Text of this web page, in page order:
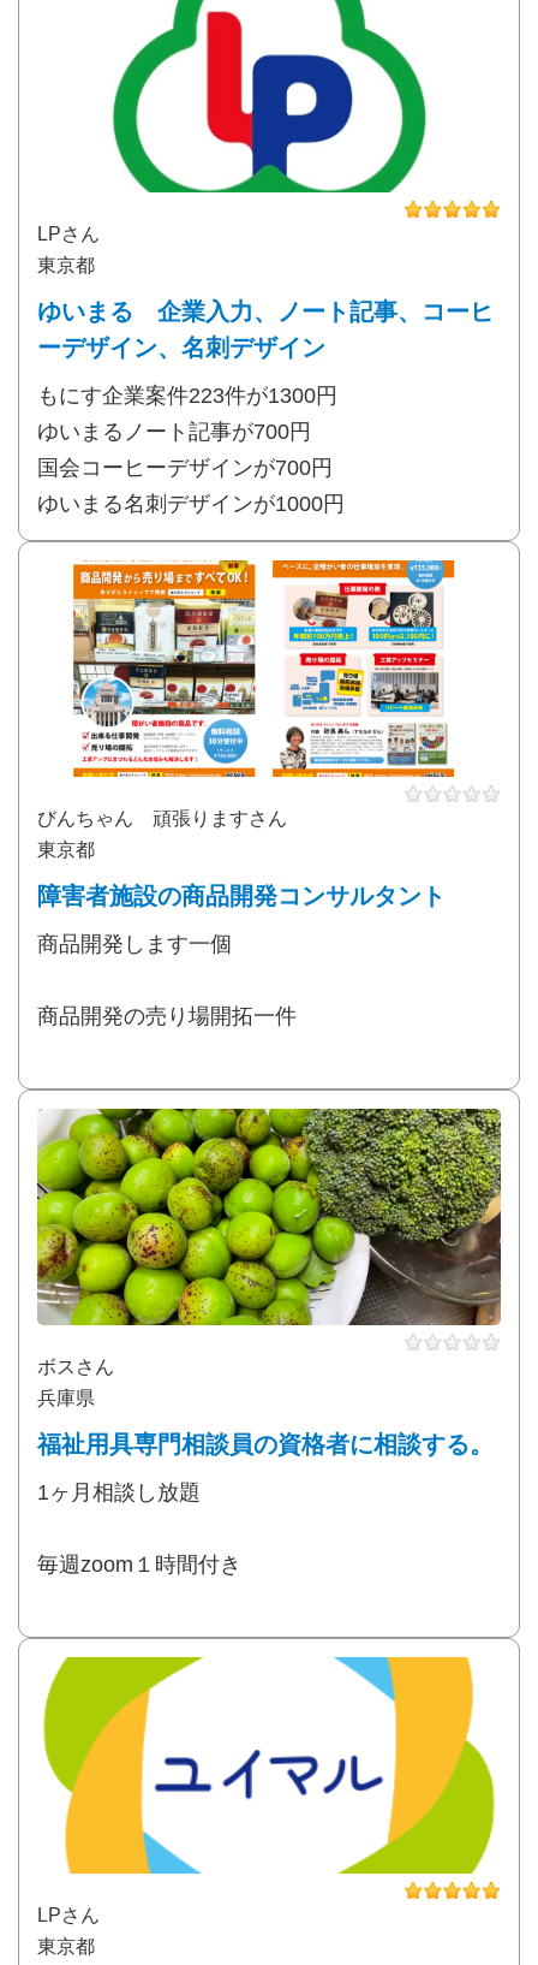
LPさん
東京都
ゆいまる 企業入力、ノート記事、コーヒ
ーデザイン、名刺デザイン
もにす企業案件223件が1300円
ゆいまるノート記事が700円
国会コーヒーデザインが700円
ゆいまる名刺デザインが1000円
びんちゃん 頑張りますさん
東京都
障害者施設の商品開発コンサルタント
商品開発します一個
商品開発の売り場開拓一件
ボスさん
兵庫県
福祉用具専門相談員の資格者に相談する。
1ヶ月相談し放題
毎週zoom１時間付き
LPさん
東京都